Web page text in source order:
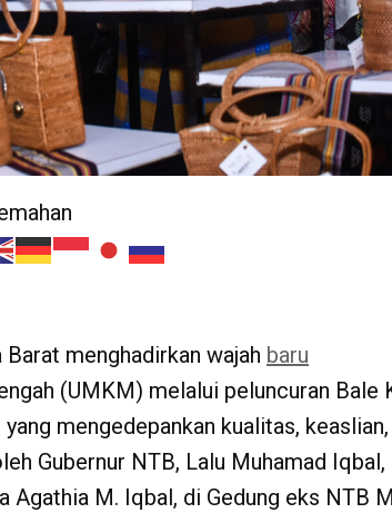
menghadirkan wajah baru
(UMKM) melalui peluncuran Bale
mengedepankan kualitas, keaslian,
Gubernur NTB, Lalu Muhamad Iqbal,
Agathia M. Iqbal, di Gedung eks NTB